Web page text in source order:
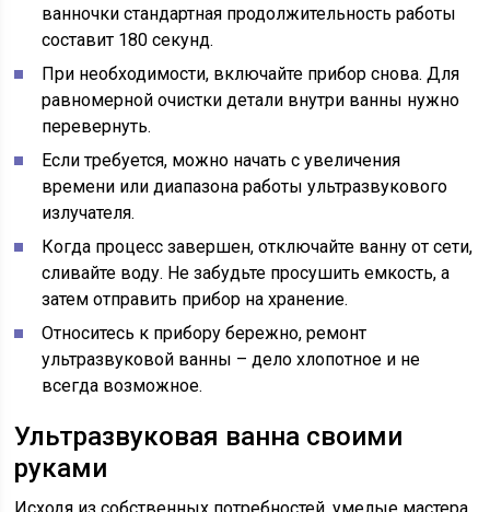
ванночки стандартная продолжительность работы
составит 180 секунд.
При необходимости, включайте прибор снова. Для
равномерной очистки детали внутри ванны нужно
перевернуть.
Если требуется, можно начать с увеличения
времени или диапазона работы ультразвукового
излучателя.
Когда процесс завершен, отключайте ванну от сети,
сливайте воду. Не забудьте просушить емкость, а
затем отправить прибор на хранение.
Относитесь к прибору бережно, ремонт
ультразвуковой ванны – дело хлопотное и не
всегда возможное.
Ультразвуковая ванна своими
руками